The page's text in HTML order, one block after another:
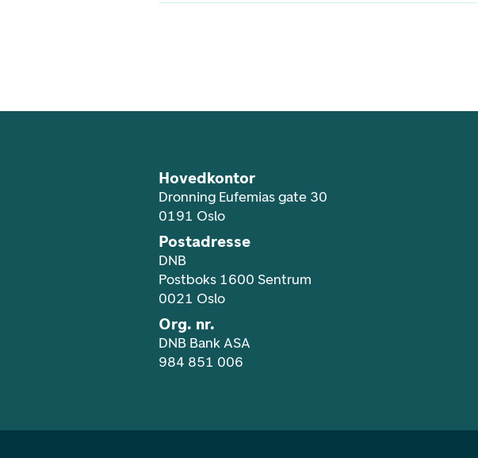
Hovedkontor
Dronning Eufemias gate 30
0191 Oslo
Postadresse
DNB
Postboks 1600 Sentrum
0021 Oslo
Org. nr.
DNB Bank ASA
984 851 006